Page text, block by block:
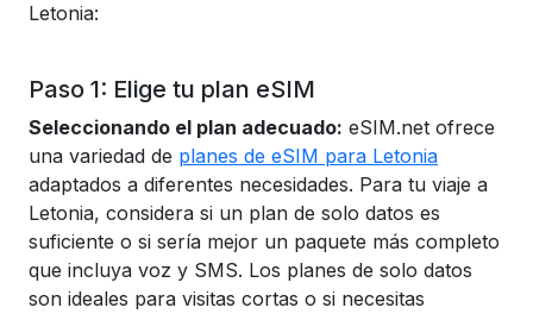
Letonia:
Paso 1: Elige tu plan eSIM
Seleccionando el plan adecuado: eSIM.net ofrece
una variedad de planes de eSIM para Letonia
adaptados a diferentes necesidades. Para tu viaje a
Letonia, considera si un plan de solo datos es
suficiente o si sería mejor un paquete más completo
que incluya voz y SMS. Los planes de solo datos
son ideales para visitas cortas o si necesitas